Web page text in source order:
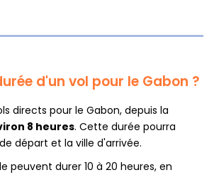
d'un vol pour le Gabon ?
directs pour le Gabon, depuis la
8 heures. Cette durée pourra
départ et la ville d'arrivée.
peuvent durer 10 à 20 heures, en